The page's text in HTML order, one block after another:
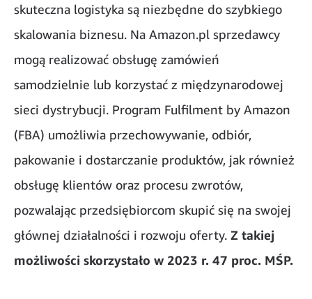
skuteczna logistyka są niezbędne do szybkiego
skalowania biznesu. Na Amazon.pl sprzedawcy
mogą realizować obsługę zamówień
samodzielnie lub korzystać z międzynarodowej
sieci dystrybucji. Program Fulfilment by Amazon
(FBA) umożliwia przechowywanie, odbiór,
pakowanie i dostarczanie produktów, jak również
obsługę klientów oraz procesu zwrotów,
pozwalając przedsiębiorcom skupić się na swojej
głównej działalności i rozwoju oferty. Z takiej
możliwości skorzystało w 2023 r. 47 proc. MŚP.